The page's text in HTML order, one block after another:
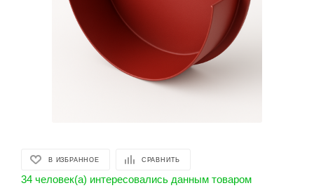
В ИЗБРАННОЕ СРАВНИТЬ
34 человек(а) интересовались данным товаром